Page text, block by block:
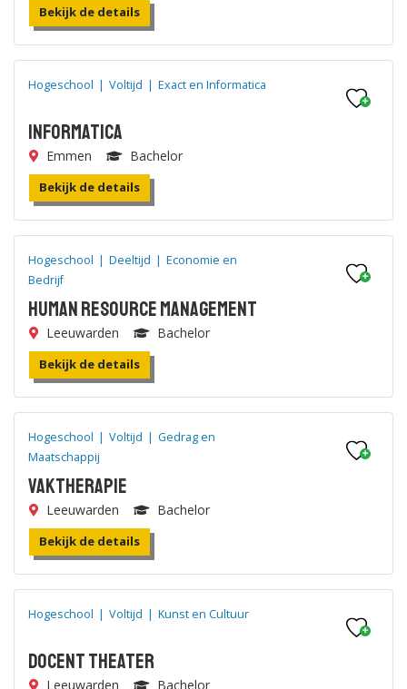
Bekijk de details
Hogeschool | Voltijd | Exact en Informatica
Informatica
Emmen Bachelor
Bekijk de details
Hogeschool | Deeltijd | Economie en
Bedrijf
Human Resource Management
Leeuwarden Bachelor
Bekijk de details
Hogeschool | Voltijd | Gedrag en
Maatschappij
Vaktherapie
Leeuwarden Bachelor
Bekijk de details
Hogeschool | Voltijd | Kunst en Cultuur
Docent Theater
Leeuwarden Bachelor